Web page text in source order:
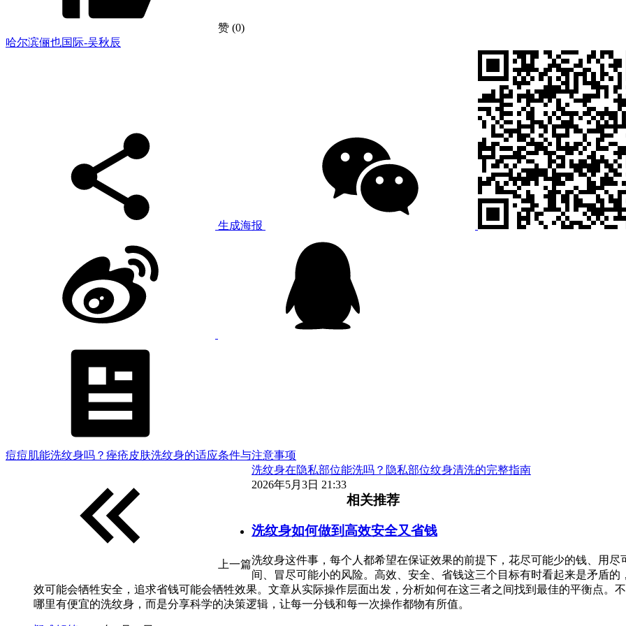
赞 (0)
哈尔滨俪也国际-吴秋辰
生成海报
痘痘肌能洗纹身吗？痤疮皮肤洗纹身的适应条件与注意事项
上一篇
洗纹身在隐私部位能洗吗？隐私部位纹身清洗的完整指南
2026年5月3日 21:33
相关推荐
洗纹身如何做到高效安全又省钱
洗纹身这件事，每个人都希望在保证效果的前提下，花尽可能少的钱、用尽
间、冒尽可能小的风险。高效、安全、省钱这三个目标有时看起来是矛盾的
效可能会牺牲安全，追求省钱可能会牺牲效果。文章从实际操作层面出发，分析如何在这三者之间找到最佳的平衡点。
哪里有便宜的洗纹身，而是分享科学的决策逻辑，让每一分钱和每一次操作都物有所值。